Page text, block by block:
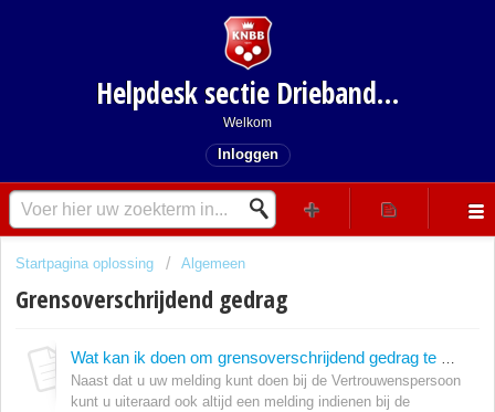
Helpdesk sectie Driebanden
Welkom
Inloggen
Startpagina oplossing Algemeen
Grensoverschrijdend gedrag
Naast dat u uw melding kunt doen bij de Vertrouwenspersoon
kunt u uiteraard ook altijd een melding indienen bij de